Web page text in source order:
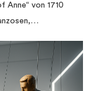
Anne“ von 1710